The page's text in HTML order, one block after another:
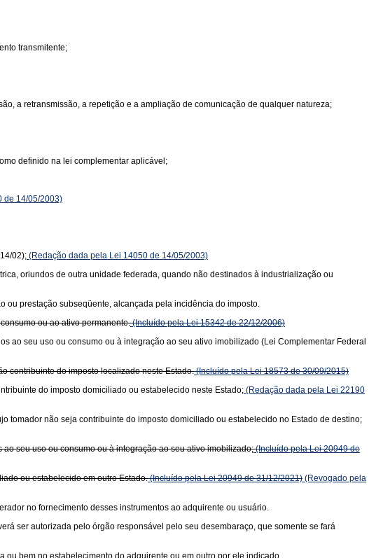
transmitente;
a retransmissão, a repetição e a ampliação de comunicação de qualquer natureza;
definido na lei complementar aplicável;
de 14/05/2003)
02); (Redação dada pela Lei 14050 de 14/05/2003)
oriundos de outra unidade federada, quando não destinados à industrialização ou
ou prestação subseqüente, alcançada pela incidência do imposto.
ou ao ativo permanente.(Incluído pela Lei 15342 de 22/12/2006)
ao seu uso ou consumo ou à integração ao seu ativo imobilizado (Lei Complementar Federal
contribuinte do imposto localizado neste Estado.(Incluído pela Lei 18573 de 30/09/2015)
do imposto domiciliado ou estabelecido neste Estado; (Redação dada pela Lei 22190
tomador não seja contribuinte do imposto domiciliado ou estabelecido no Estado de destino;
seu uso ou consumo ou à integração ao seu ativo imobilizado;(Incluído pela Lei 20949 de
ou estabelecido em outro Estado.(Incluído pela Lei 20949 de 31/12/2021) (Revogado pela
no fornecimento desses instrumentos ao adquirente ou usuário.
ser autorizada pelo órgão responsável pelo seu desembaraço, que somente se fará
ou bem no estabelecimento do adquirente ou em outro por ele indicado.